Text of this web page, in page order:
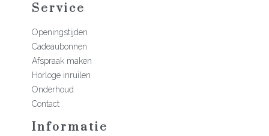
Service
Openingstijden
Cadeaubonnen
Afspraak maken
Horloge inruilen
Onderhoud
Contact
Informatie